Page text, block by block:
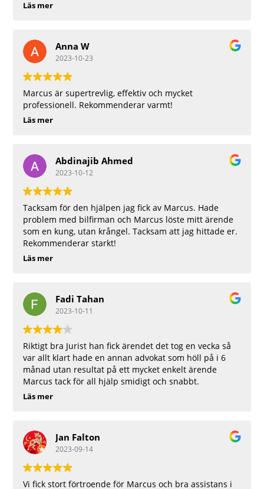
Med hjälp av Marcus så blev det ett lyckligt slut för vår
del! Rekommenderar starkt!! Tack så mycket!!
Läs mer
Anna W
2023-10-23
Marcus är supertrevlig, effektiv och mycket
professionell. Rekommenderar varmt!
Läs mer
Abdinajib Ahmed
2023-10-12
Tacksam för den hjälpen jag fick av Marcus. Hade
problem med bilfirman och Marcus löste mitt ärende
som en kung, utan krångel. Tacksam att jag hittade er.
Rekommenderar starkt!
Läs mer
Fadi Tahan
2023-10-11
Riktigt bra Jurist han fick ärendet det tog en vecka så
var allt klart hade en annan advokat som höll på i 6
månad utan resultat på ett mycket enkelt ärende
Marcus tack för all hjälp smidigt och snabbt.
Läs mer
Jan Falton
2023-09-14
Vi fick stort förtroende för Marcus och bra assistans i